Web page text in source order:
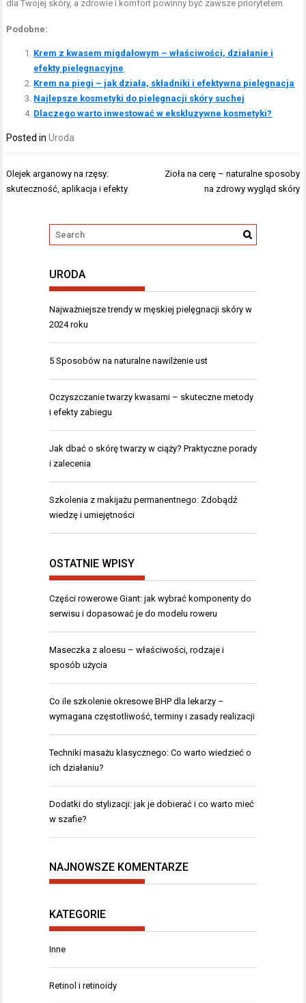
dla Twojej skóry, a zdrowie i komfort powinny być zawsze priorytetem.
Podobne:
Krem z kwasem migdałowym – właściwości, działanie i
efekty pielęgnacyjne
Krem na piegi – jak działa, składniki i efektywna pielęgnacja
Najlepsze kosmetyki do pielęgnacji skóry suchej
Dlaczego warto inwestować w ekskluzywne kosmetyki?
Posted inUroda
Nawigacja
wpisu
Olejek arganowy na rzęsy:
skuteczność, aplikacja i efekty
Zioła na cerę – naturalne sposoby
na zdrowy wygląd skóry
URODA
Najważniejsze trendy w męskiej pielęgnacji skóry w
2024 roku
5 Sposobów na naturalne nawilżenie ust
Oczyszczanie twarzy kwasami – skuteczne metody
i efekty zabiegu
Jak dbać o skórę twarzy w ciąży? Praktyczne porady
i zalecenia
Szkolenia z makijażu permanentnego: Zdobądź
wiedzę i umiejętności
OSTATNIE WPISY
Części rowerowe Giant: jak wybrać komponenty do
serwisu i dopasować je do modelu roweru
Maseczka z aloesu – właściwości, rodzaje i
sposób użycia
Co ile szkolenie okresowe BHP dla lekarzy –
wymagana częstotliwość, terminy i zasady realizacji
Techniki masażu klasycznego: Co warto wiedzieć o
ich działaniu?
Dodatki do stylizacji: jak je dobierać i co warto mieć
w szafie?
NAJNOWSZE KOMENTARZE
KATEGORIE
Inne
Retinol i retinoidy